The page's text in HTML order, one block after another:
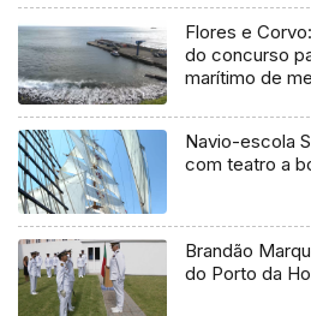
Flores e
do concurso
marítimo de
Navio-escola
com teatro a
Brandão
do Porto da